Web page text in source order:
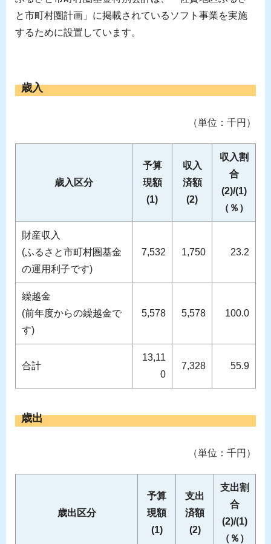
と市町村圏計画」に掲載されているソフト事業を実施
するために設置しています。
歳入
（単位：千円）
歳入区分
予算
現額
(1)
収入
済額
(2)
収入割
合
(2)/(1)
（％）
財産収入
(ふるさと市町村圏基金
の運用利子です)
7,532 1,750 23.2
繰越金
(前年度からの繰越金で
す)
5,578 5,578 100.0
合計
13,11
0
7,328 55.9
歳出
（単位：千円）
歳出区分
予算
現額
(1)
支出
済額
(2)
支出割
合
(2)/(1)
（％）